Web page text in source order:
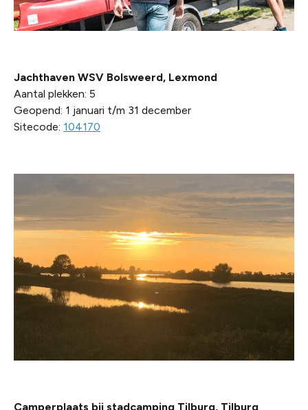
Jachthaven WSV Bolsweerd, Lexmond
Aantal plekken: 5
Geopend: 1 januari t/m 31 december
Sitecode: 104170
Camperplaats bij stadcamping Tilburg, Tilburg